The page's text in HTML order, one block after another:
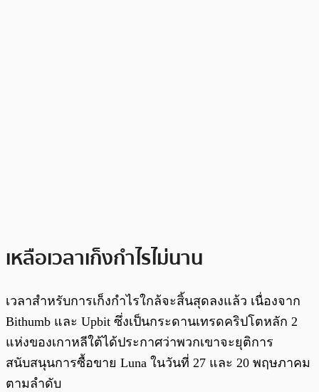
เหลือเวลาเก็งกำไรไม่นาน
เวลาสำหรับการเก็งกำไรใกล้จะสิ้นสุดลงแล้ว เนื่องจาก
Bithumb และ Upbit ซึ่งเป็นกระดานเทรดคริปโตหลัก 2
แห่งของเกาหลีใต้ได้ประกาศว่าพวกเขาจะยุติการ
สนับสนุนการซื้อขาย Luna ในวันที่ 27 และ 20 พฤษภาคม
ตามลำดับ